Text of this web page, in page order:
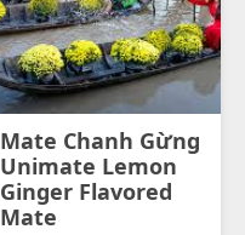
Mate Chanh Gừng
Unimate Lemon
Ginger Flavored
Mate